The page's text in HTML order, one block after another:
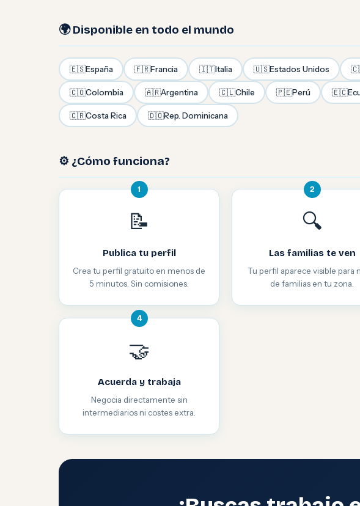
🌍 Disponible en todo el mundo
🇪🇸España 🇫🇷Francia 🇮🇹Italia 🇺🇸Estados Unidos
🇨🇴Colombia 🇦🇷Argentina 🇨🇱Chile 🇵🇪Perú 🇪🇨
🇨🇷Costa Rica 🇩🇴Rep. Dominicana
⚙️ ¿Cómo funciona?
1
📝
Publica tu perfil
Crea tu perfil gratuito en menos de
5 minutos. Sin comisiones.
2
🔍
Las familias te ven
Tu perfil aparece visible para
de familias en tu zona.
4
🤝
Acuerda y trabaja
Negocia directamente sin
intermediarios ni costes extra.